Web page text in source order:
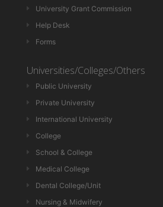
University Grant Commission
Help Desk
Forms
Universities/Colleges/Others
Public University
Private University
International University
College
School & College
Medical College
Dental College/Unit
Nursing & Midwifery